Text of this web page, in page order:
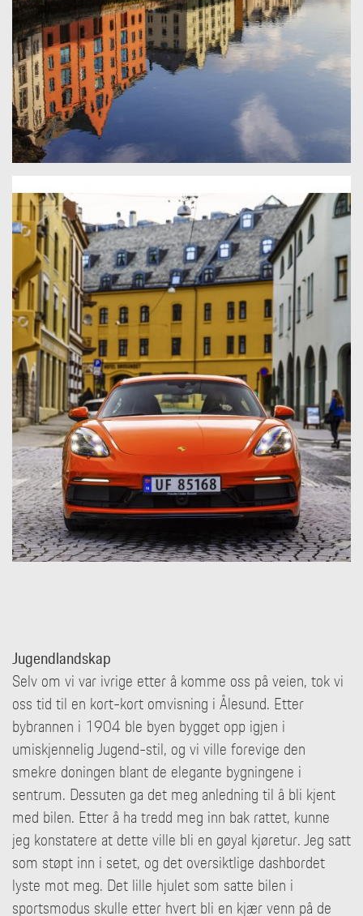
Jugendlandskap
Selv om vi var ivrige etter å komme oss på veien, tok vi
oss tid til en kort-kort omvisning i Ålesund. Etter
bybrannen i 1904 ble byen bygget opp igjen i
umiskjennelig Jugend-stil, og vi ville forevige den
smekre doningen blant de elegante bygningene i
sentrum. Dessuten ga det meg anledning til å bli kjent
med bilen. Etter å ha tredd meg inn bak rattet, kunne
jeg konstatere at dette ville bli en gøyal kjøretur. Jeg satt
som støpt inn i setet, og det oversiktlige dashbordet
lyste mot meg. Det lille hjulet som satte bilen i
sportsmodus skulle etter hvert bli en kjær venn på de